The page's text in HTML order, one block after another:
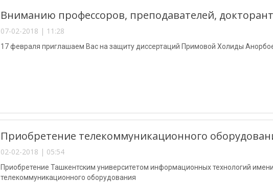
Вниманию профессоров, преподавателей,
07-02-2018 | 11:28
17 февраля приглашаем Вас на защиту диссертаций Примовой Холиды
Приобретение телекоммуникационного
02-02-2018 | 05:54
Приобретение Ташкентским университетом информационных технологий
телекоммуникационного оборудования